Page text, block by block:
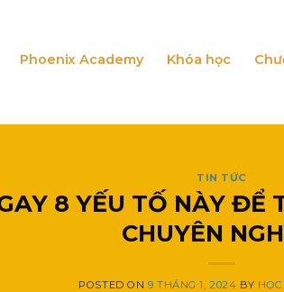
Phoenix Academy Khóa học
TIN TỨC
8 YẾU TỐ NÀY ĐỂ
CHUYÊN
POSTED ON 9 THÁNG 1, 2024 BY